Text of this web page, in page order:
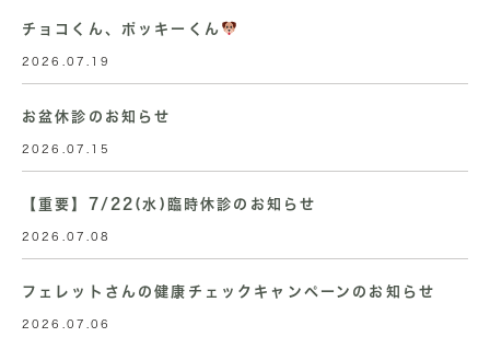
チョコくん、ポッキーくん
2026.07.19
お盆休診のお知らせ
2026.07.15
【重要】7/22(水)臨時休診のお知らせ
2026.07.08
フェレットさんの健康チェックキャンペーンのお知らせ
2026.07.06